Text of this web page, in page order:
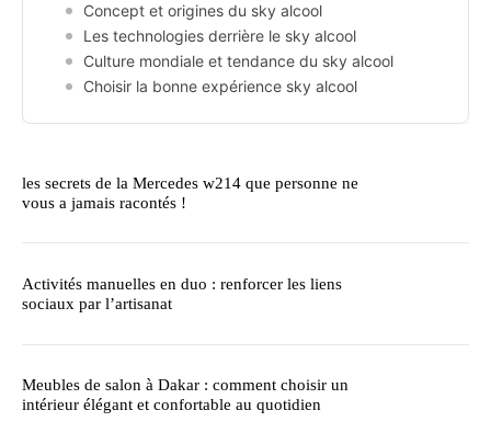
Concept et origines du sky alcool
Les technologies derrière le sky alcool
Culture mondiale et tendance du sky alcool
Choisir la bonne expérience sky alcool
les secrets de la Mercedes w214 que personne ne
vous a jamais racontés !
Activités manuelles en duo : renforcer les liens
sociaux par l’artisanat
Meubles de salon à Dakar : comment choisir un
intérieur élégant et confortable au quotidien